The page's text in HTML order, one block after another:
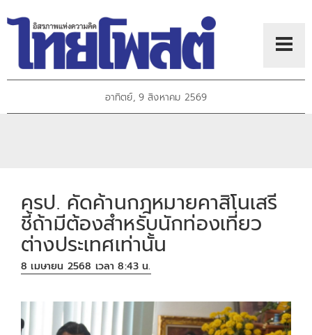
อาทิตย์, 9 สิงหาคม 2569
ครป. คัดค้านกฎหมายคาสิโนเสรี
ชี้ถ้ามีต้องสำหรับนักท่องเที่ยว
ต่างประเทศเท่านั้น
8 เมษายน 2568 เวลา 8:43 น.